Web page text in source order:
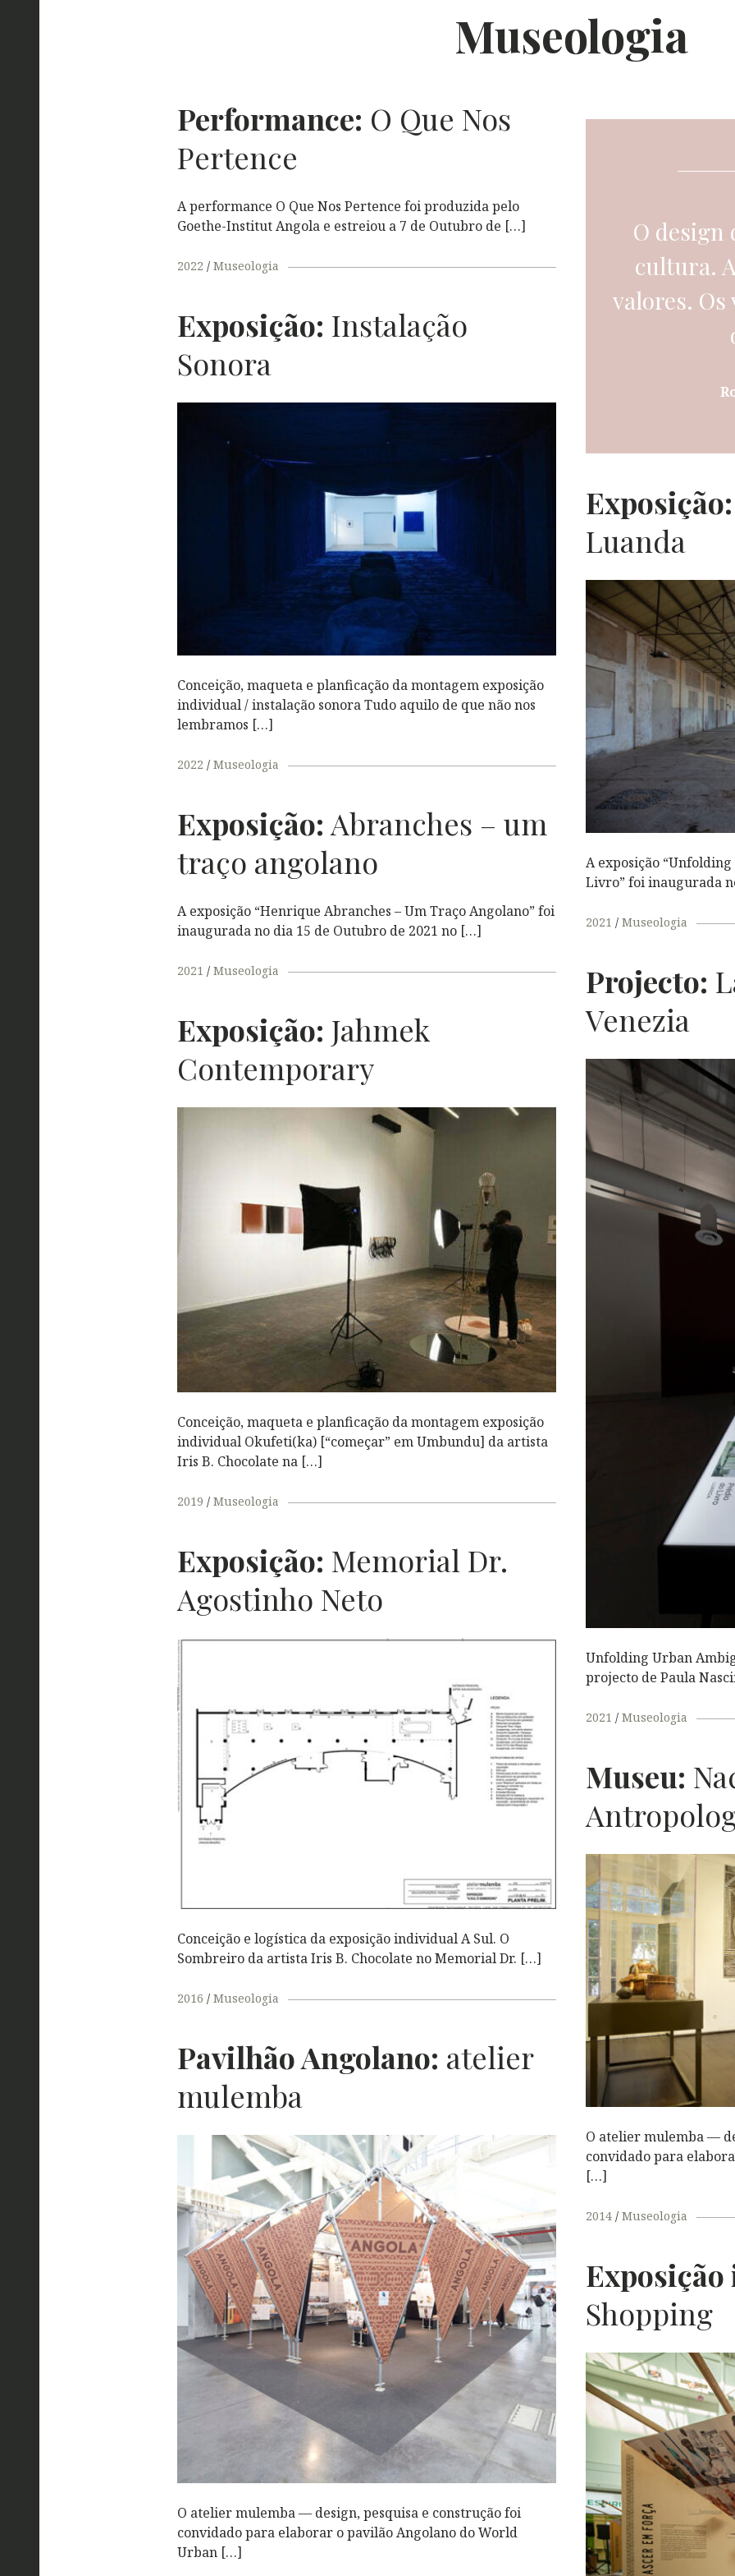
Museologia
Performance: O Que Nos
Pertence
A performance O Que Nos Pertence foi produzida pelo
Goethe-Institut Angola e estreiou a 7 de Outubro de […]
2022 Museologia
O design
cultura.
valores.
Exposição: Instalação
Sonora
L
Conceição, maqueta e planficação da montagem exposição
individual / instalação sonora Tudo aquilo de que não nos
lembramos […]
2022 Museologia
Exposição:
Luanda
A exposição
Livro” foi inaugurada
2021 Museologia
Exposição: Abranches – um
traço angolano
A exposição “Henrique Abranches – Um Traço Angolano” foi
inaugurada no dia 15 de Outubro de 2021 no […]
2021 Museologia Projecto:
Venezia
Unfolding Urban
projecto de Paula
2021 Museologia
Exposição: Jahmek
Contemporary
L
Conceição, maqueta e planficação da montagem exposição
individual Okufeti(ka) [“começar” em Umbundu] da artista
Iris B. Chocolate na […]
2019 Museologia
Exposição: Memorial Dr.
Agostinho Neto
L
Conceição e logística da exposição individual A Sul. O
Sombreiro da artista Iris B. Chocolate no Memorial Dr. […]
2016 Museologia
Museu:
O atelier mulemba —
convidado para
[…]
2014 Museologia
Pavilhão Angolano: atelier
mulemba
L
O atelier mulemba — design, pesquisa e construção foi
convidado para elaborar o pavilão Angolano do World
Urban […]
Shopping